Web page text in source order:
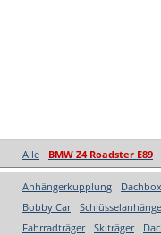
Alle BMW Z4 Roadster E89
Anhängerkupplung Dachbox
Bobby Car
Fahrradträger
Skiträger